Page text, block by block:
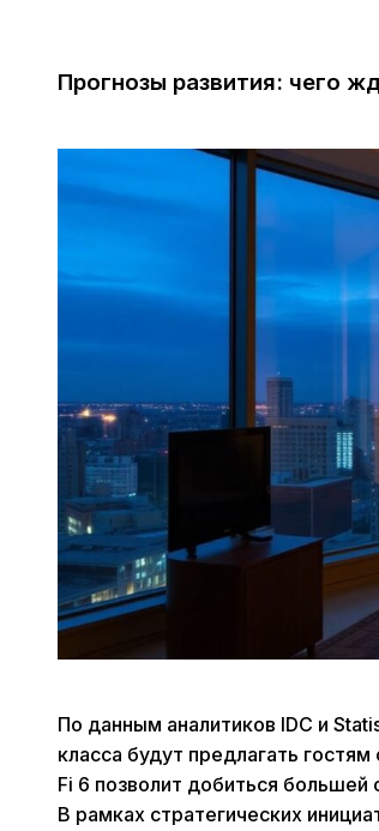
Прогнозы развития: чего
По данным аналитиков IDC и
класса будут предлагать
Fi 6 позволит добиться большей
В рамках стратегических